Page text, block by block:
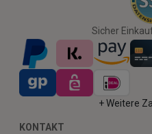
Sicher
+ Weitere
KONTAKT